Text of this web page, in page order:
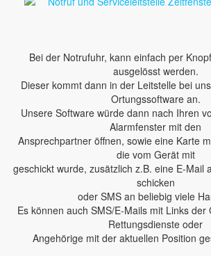
Bei der Notrufuhr, kann einfach per
ausgelösst werden.
Dieser kommt dann in der Leitstelle bei
Ortungssoftware an.
Unsere Software würde dann nach Ihren
Alarmfenster mit den
Ansprechpartner öffnen, sowie eine Karte
die vom Gerät mit
geschickt wurde, zusätzlich z.B. eine E-Mail
schicken
oder SMS an beliebig viele
Es können auch SMS/E-Mails mit Links der
Rettungsdienste oder
Angehörige mit der aktuellen Position